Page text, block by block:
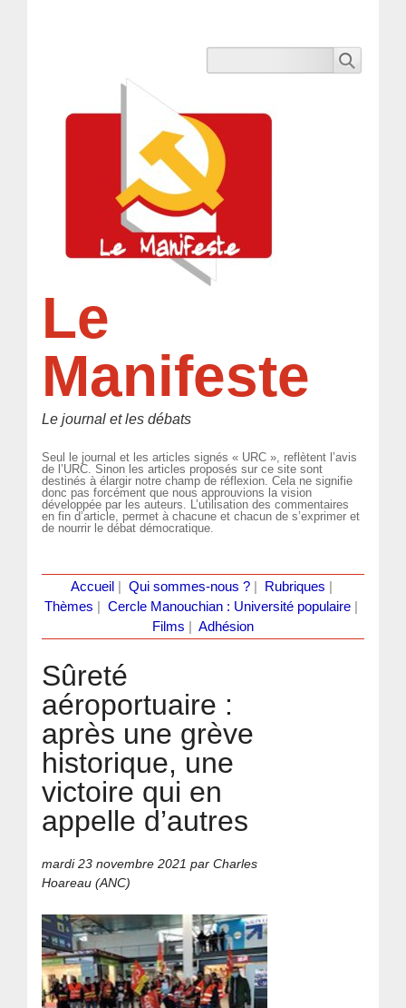
Le
Manifeste
Le journal et les débats
Seul le journal et les articles signés « URC », reflètent l’avis
de l’URC. Sinon les articles proposés sur ce site sont
destinés à élargir notre champ de réflexion. Cela ne signifie
donc pas forcément que nous approuvions la vision
développée par les auteurs. L’utilisation des commentaires
en fin d’article, permet à chacune et chacun de s’exprimer et
de nourrir le débat démocratique.
Accueil Qui sommes-nous ?| Rubriques
Thèmes
Cercle Manouchian : Université populaire
Films
Adhésion
Sûreté
aéroportuaire :
après une grève
historique, une
victoire qui en
appelle d’autres
mardi 23 novembre 2021 par Charles
Hoareau (ANC)